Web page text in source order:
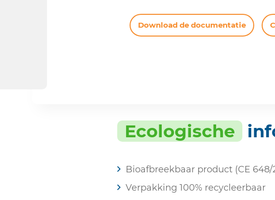
Download de documentatie
Ecologische
Bioafbreekbaar product (CE 648/
Verpakking 100% recycleerbaar